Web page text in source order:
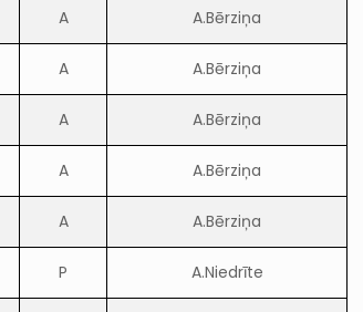
A A.Bērziņa
A A.Bērziņa
A A.Bērziņa
A A.Bērziņa
A A.Bērziņa
P A.Niedrīte